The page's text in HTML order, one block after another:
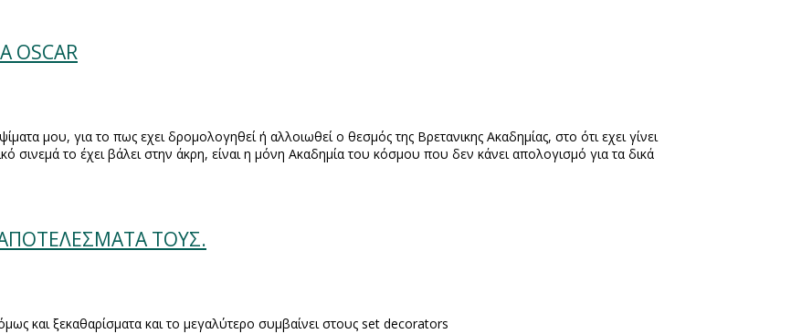
OSCAR
μου, για το πως εχει δρομολογηθεί ή αλλοιωθεί ο θεσμός της Βρετανικης Ακαδημίας, στο ότι εχει γίνει
σινεμά το έχει βάλει στην άκρη, είναι η μόνη Ακαδημία του κόσμου που δεν κάνει απολογισμό για τα δικά
ΑΠΟΤΕΛΕΣΜΑΤΑ ΤΟΥΣ.
και ξεκαθαρίσματα και το μεγαλύτερο συμβαίνει στους set decorators